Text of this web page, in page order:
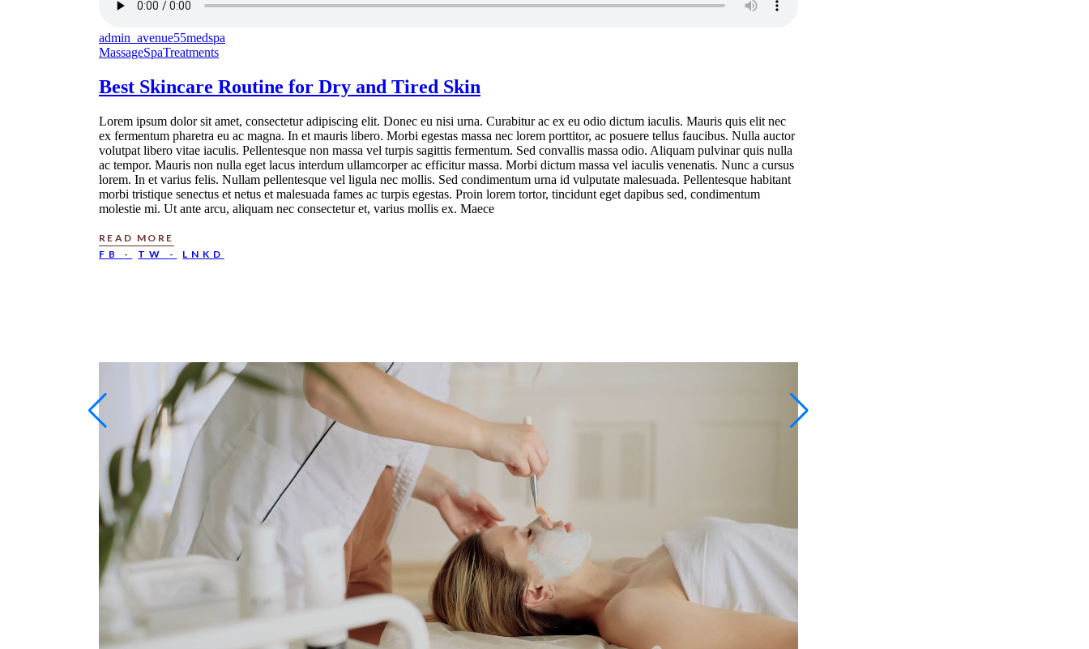
admin_avenue55medspa
MassageSpaTreatments
Best Skincare Routine for Dry and Tired Skin
Lorem ipsum dolor sit amet, consectetur adipiscing elit. Donec eu nisi urna. Curabitur ac ex eu odio dictum iaculis. Mauris quis elit nec
ex fermentum pharetra eu ac magna. In et mauris libero. Morbi egestas massa nec lorem porttitor, ac posuere tellus faucibus. Nulla auctor
volutpat libero vitae iaculis. Pellentesque non massa vel turpis sagittis fermentum. Sed convallis massa odio. Aliquam pulvinar quis nulla
ac tempor. Mauris non nulla eget lacus interdum ullamcorper ac efficitur massa. Morbi dictum massa vel iaculis venenatis. Nunc a cursus
lorem. In et varius felis. Nullam pellentesque vel ligula nec mollis. Sed condimentum urna id vulputate malesuada. Pellentesque habitant
morbi tristique senectus et netus et malesuada fames ac turpis egestas. Proin lorem tortor, tincidunt eget dapibus sed, condimentum
molestie mi. Ut ante arcu, aliquam nec consectetur et, varius mollis ex. Maece
READ MORE
FB
TW LNKD